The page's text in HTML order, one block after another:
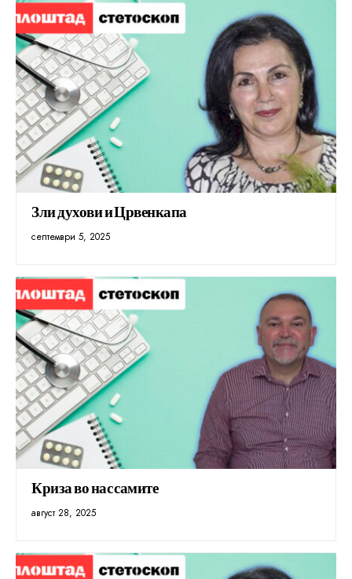
Зли духови и Црвенкапа
септември 5, 2025
Криза во нас самите
август 28, 2025